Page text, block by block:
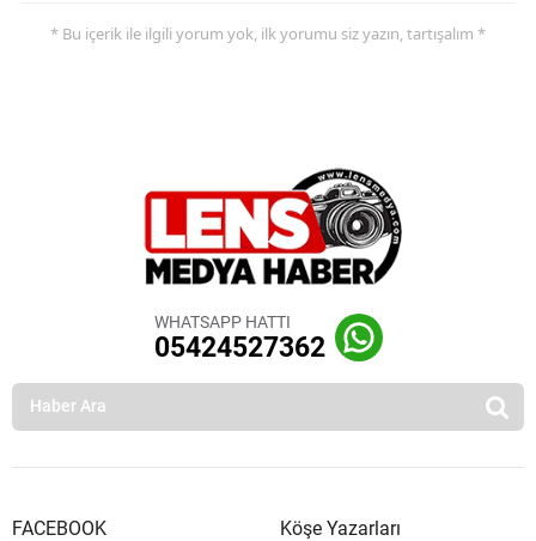
* Bu içerik ile ilgili yorum yok, ilk yorumu siz yazın, tartışalım *
WHATSAPP HATTI
05424527362
FACEBOOK Köşe Yazarları